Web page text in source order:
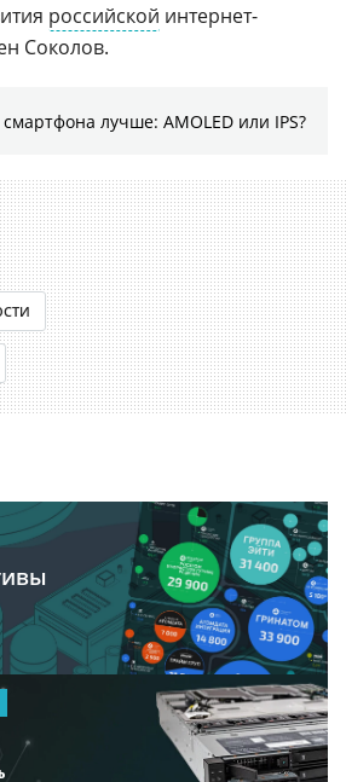
российской интернет-
Соколов.
лучше: AMOLED или IPS?